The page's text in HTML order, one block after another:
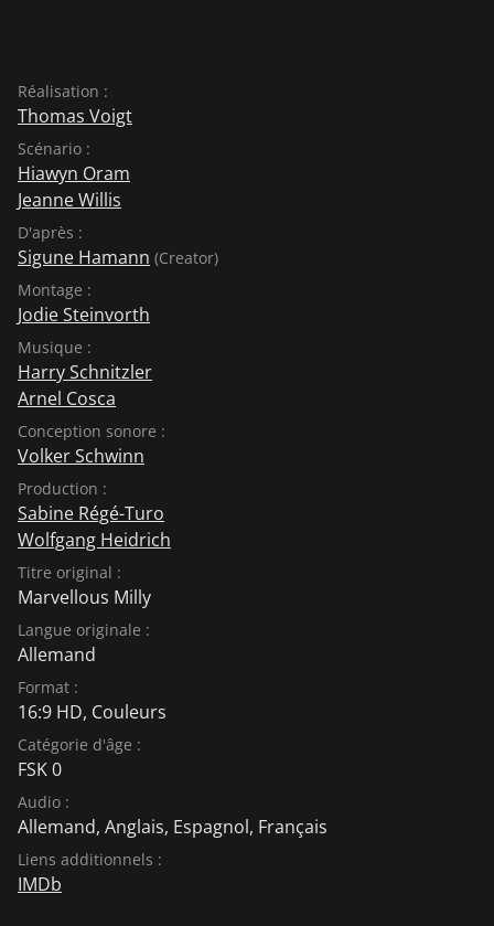
Réalisation :
Thomas Voigt
Scénario :
Hiawyn Oram
Jeanne Willis
D'après :
Sigune Hamann (Creator)
Montage :
Jodie Steinvorth
Musique :
Harry Schnitzler
Arnel Cosca
Conception sonore :
Volker Schwinn
Production :
Sabine Régé-Turo
Wolfgang Heidrich
Titre original :
Marvellous Milly
Langue originale :
Allemand
Format :
16:9 HD, Couleurs
Catégorie d'âge :
FSK 0
Audio :
Allemand, Anglais, Espagnol, Français
Liens additionnels :
IMDb